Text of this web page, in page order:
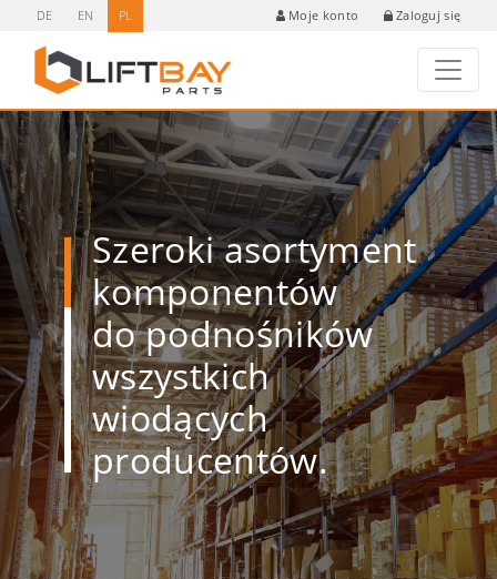
DE EN PL Moje konto Zaloguj się
Szeroki asortyment
komponentów
do podnośników
wszystkich
wiodących
producentów.